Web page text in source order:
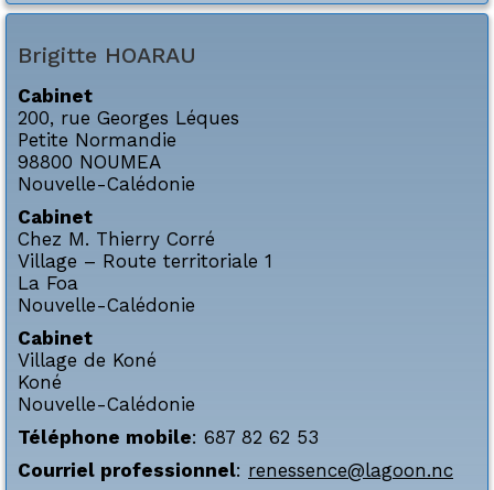
Brigitte HOARAU
Cabinet
200, rue Georges Léques
Petite Normandie
98800 NOUMEA
Nouvelle-Calédonie
Cabinet
Chez M. Thierry Corré
Village – Route territoriale 1
La Foa
Nouvelle-Calédonie
Cabinet
Village de Koné
Koné
Nouvelle-Calédonie
Téléphone mobile: 687 82 62 53
Courriel professionnel: renessence@lagoon.nc